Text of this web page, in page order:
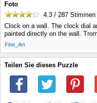
Foto
4.3 / 287 Stimmen
Clock on a wall. The clock dial
painted directly on the wall.
Fine_Art
Teilen Sie dieses Puzzle